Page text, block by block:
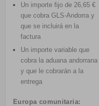
Un importe fijo de 26,65 €
que cobra GLS-Andorra y
que se incluirá en la
factura
Un importe variable que
cobra la aduana andorrana
y que le cobrarán a la
entrega
Europa comunitaria: